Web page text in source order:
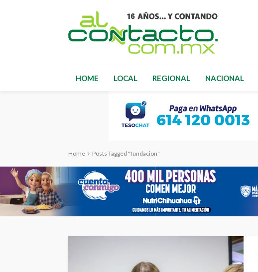
HOME LOCAL REGIONAL NACIONAL
Home Posts Tagged "fundacion"